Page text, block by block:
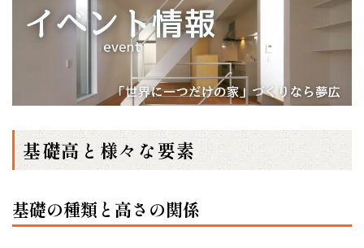
基礎高と様々な要素
基礎の種類と高さの関係